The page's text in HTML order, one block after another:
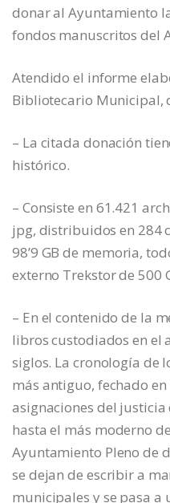
donar al Ayuntamiento
fondos manuscritos del
Atendido el informe
Bibliotecario Municipal,
– La citada donación
histórico.
– Consiste en 61.421
jpg, distribuidos en 284
98’9 GB de memoria,
externo Trekstor de 500
– En el contenido de la
libros custodiados en el
siglos. La cronología de
más antiguo, fechado
asignaciones del justicia
hasta el más moderno
Ayuntamiento Pleno de
se dejan de escribir a
municipales y se pasa